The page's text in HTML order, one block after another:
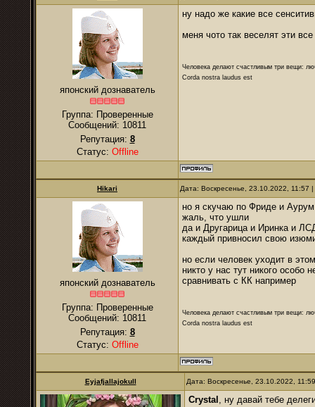
японский дознаватель
Группа: Проверенные
Сообщений: 10811
Репутация: 8
Статус: Offline
ну надо же какие все
меня чото так веселят эти
Человека делают счастливым три вещи:
Corda nostra laudus est
Hikari Дата: Воскресенье, 23.10.2022,
японский дознаватель
Группа: Проверенные
Сообщений: 10811
Репутация: 8
Статус: Offline
но я скучаю по Фриде и Аурум
жаль, что ушли
да и Другарица и Иринка и
каждый привносил свою
но если человек уходит в
никто у нас тут никого особо
сравнивать с КК например
Человека делают счастливым три вещи:
Corda nostra laudus est
Eyjafjallajokull Дата: Воскресенье, 23.10.2022,
Crystal , ну давай тебе